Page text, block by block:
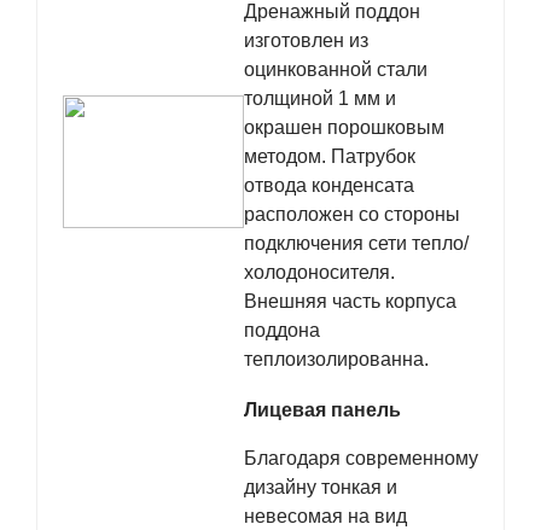
Дренажный поддон
изготовлен из
оцинкованной стали
толщиной 1 мм и
окрашен порошковым
методом. Патрубок
отвода конденсата
расположен со стороны
подключения сети тепло/
холодоносителя.
Внешняя часть корпуса
поддона
теплоизолированна.
Лицевая панель
Благодаря современному
дизайну тонкая и
невесомая на вид